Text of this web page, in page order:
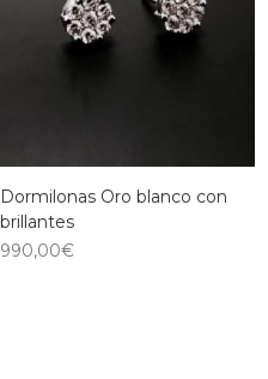
Dormilonas Oro blanco con
brillantes
990,00€